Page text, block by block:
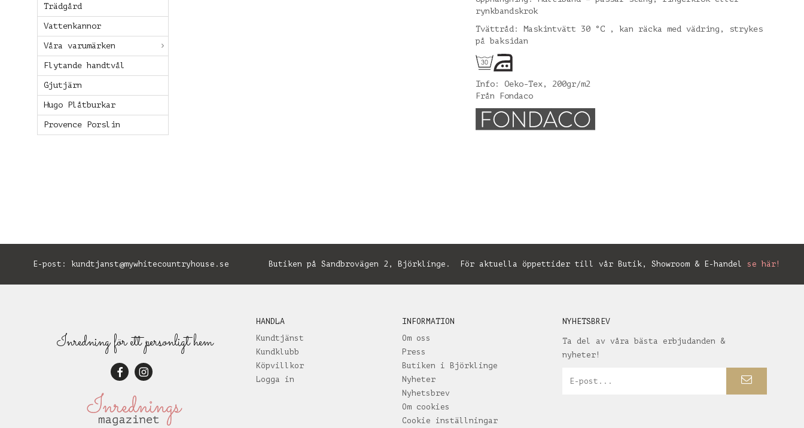
Trädgård
Vattenkannor
Våra varumärken
Flytande handtvål
Gjutjärn
Hugo Plåtburkar
Provence Porslin
rynkbandskrok
Tvättråd: Maskintvätt 30 °C , kan räcka med vädring, strykes
på baksidan
Info: Oeko-Tex, 200gr/m2
Från Fondaco
E-post: kundtjanst@mywhitecountryhouse.se Butiken på Sandbrovägen 2, Björklinge. För aktuella öppettider till vår Butik, Showroom & E-handel se här!
Inredning för ett personligt hem
HANDLA
Kundtjänst
Kundklubb
Köpvillkor
Logga in
INFORMATION
Om oss
Press
Butiken i Björklinge
Nyheter
Nyhetsbrev
Om cookies
Cookie inställningar
NYHETSBREV
Ta del av våra bästa erbjudanden &
nyheter!